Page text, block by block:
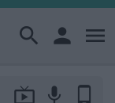
search person menu
live_tv mic phone_android